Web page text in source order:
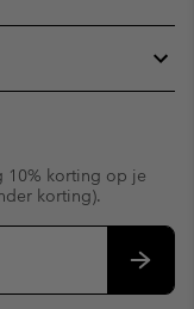
10% korting op je
korting).